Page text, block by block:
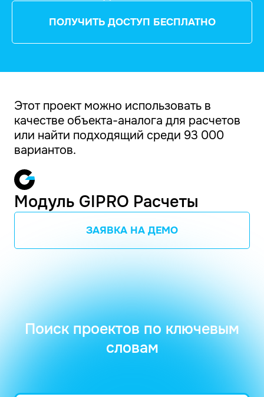
ПОЛУЧИТЬ ДОСТУП БЕСПЛАТНО
Этот проект можно использовать в
качестве объекта-аналога для расчетов
или найти подходящий среди 93 000
вариантов.
Модуль GIPRO Расчеты
ЗАЯВКА НА ДЕМО
Поиск проектов по ключевым
словам